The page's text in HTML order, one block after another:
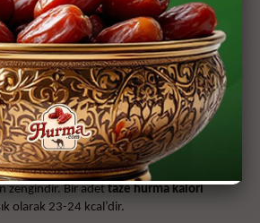
Kudüs hurma kalorimiktarı bu
yer aldığı için ortalama
kcal) değerlendirilir.
Miktarı Ne Kadar?
miktarı ne kadar? sorusuna cevap
hurmanın genel özelliklerinden
hurma, genellikle yumuşak ve sulu bir
tatlı bir lezzete sahiptir. Taze hurma
potasyum, demir, magnezyum ve B6
zengindir. Bir adettaze hurma kalori
olarak 23-24 kcal’dir.